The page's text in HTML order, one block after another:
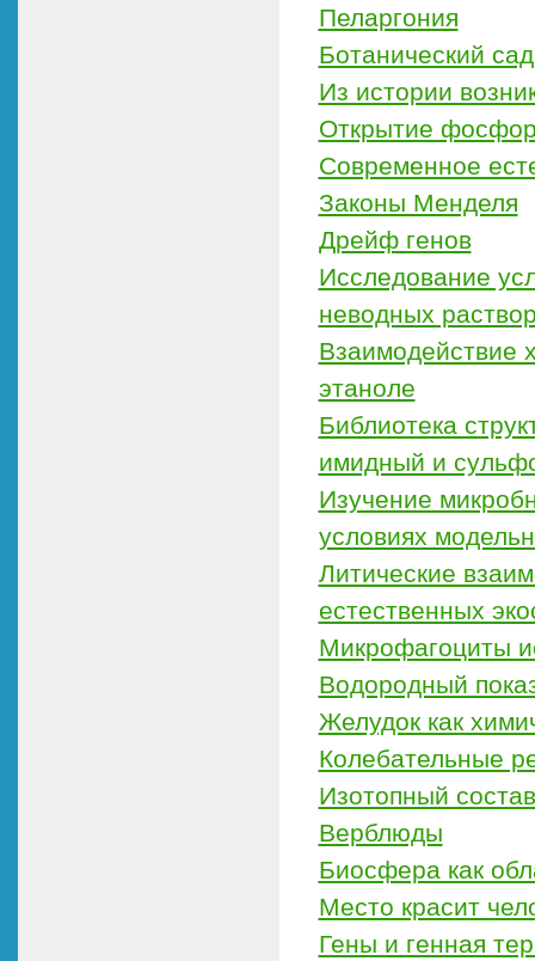
Пеларгония
Ботанический сад
Из истории
Открытие
Современное
Законы Менделя
Дрейф генов
Исследование
неводных
Взаимодействие
этаноле
Библиотека
имидный и
Изучение
условиях
Литические
естественных
Микрофагоциты
Водородный
Желудок как
Колебательные
Изотопный
Верблюды
Биосфера как
Место красит
Гены и генная